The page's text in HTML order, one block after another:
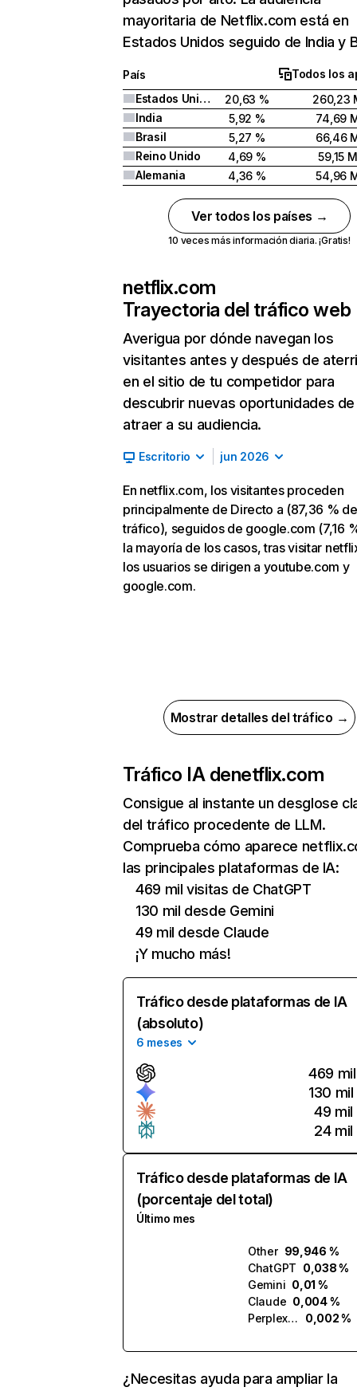
mayoritaria de Netflix.com está en
Estados Unidos seguido de India y
País
Todos los
Estados Unidos
20,63 %
260,23
India
5,92 %
74,69
Brasil
5,27 %
66,46
Reino Unido
4,69 %
59,15 M
Alemania
4,36 % 54,96
Ver todos los países →
10 veces más información diaria. ¡Gratis!
netflix.com
Trayectoria del tráfico web
Averigua por dónde navegan los
visitantes antes y después de
en el sitio de tu competidor para
descubrir nuevas oportunidades de
atraer a su audiencia.
Escritorio jun 2026
En netflix.com, los visitantes proceden
principalmente de Directo a (87,36 % de
tráfico), seguidos de google.com (7,16
la mayoría de los casos, tras visitar
los usuarios se dirigen a youtube.com y
google.com.
Mostrar detalles del tráfico →
Tráfico IA denetflix.com
Consigue al instante un desglose
del tráfico procedente de LLM.
Comprueba cómo aparece
las principales plataformas de IA:
469 mil visitas de ChatGPT
130 mil desde Gemini
49 mil desde Claude
¡Y mucho más!
Tráfico desde plataformas de IA
(absoluto)
6 meses
469 mil
130 mil
49 mil
24 mil
Tráfico desde plataformas de IA
(porcentaje del total)
Último mes
Other 99,946 %
ChatGPT 0,038 %
Gemini 0,01 %
Claude 0,004 %
Perplexity
0,002 %
¿Necesitas ayuda para ampliar la